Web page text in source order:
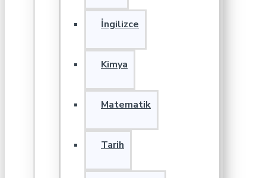
İngilizce
Kimya
Matematik
Tarih